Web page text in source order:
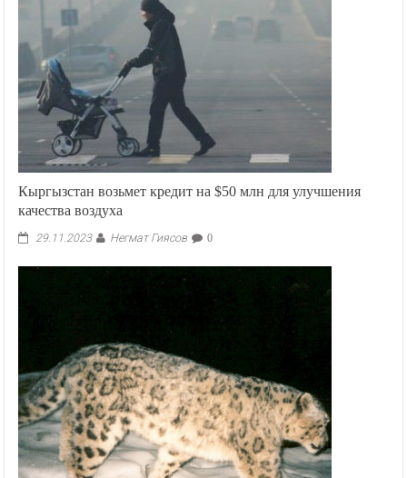
Кыргызстан возьмет кредит на $50 млн для улучшения
качества воздуха
29.11.2023 Негмат Гиясов 0